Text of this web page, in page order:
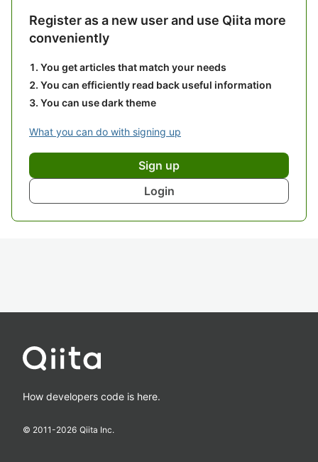
Register as a new user and use Qiita more
conveniently
You get articles that match your needs
You can efficiently read back useful information
You can use dark theme
What you can do with signing up
Sign up
Login
How developers code is here.
© 2011-2026 Qiita Inc.